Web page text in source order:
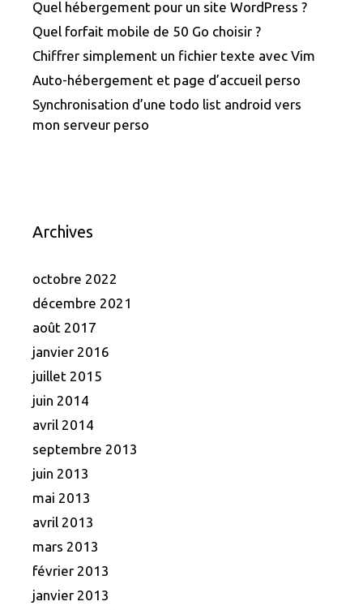
Quel hébergement pour un site WordPress ?
Quel forfait mobile de 50 Go choisir ?
Chiffrer simplement un fichier texte avec Vim
Auto-hébergement et page d’accueil perso
Synchronisation d’une todo list android vers
mon serveur perso
Archives
octobre 2022
décembre 2021
août 2017
janvier 2016
juillet 2015
juin 2014
avril 2014
septembre 2013
juin 2013
mai 2013
avril 2013
mars 2013
février 2013
janvier 2013